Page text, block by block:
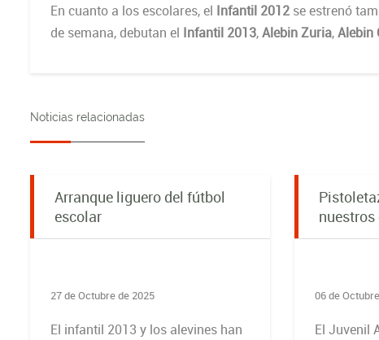
En cuanto a los escolares, el Infantil 2012 se estrenó
de semana, debutan el Infantil 2013,Alebin Zuria,Alebin
Noticias relacionadas
Arranque liguero del fútbol
escolar
27 de Octubre de 2025
El infantil 2013 y los alevines han
06 de
El Juvenil